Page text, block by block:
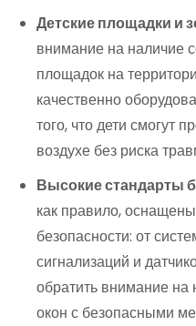
Детские площадки и
внимание на наличие
площадок на
качественно
того, что дети смогут
воздухе без риска
Высокие стандарты
как правило,
безопасности: от
сигнализаций и
обратить внимание
окон с безопасными